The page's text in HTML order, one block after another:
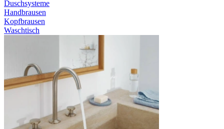
Duschsysteme
Handbrausen
Kopfbrausen
Waschtisch